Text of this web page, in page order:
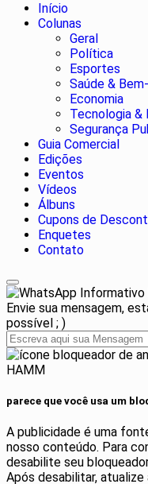
Início
Colunas
Geral
Política
Esportes
Saúde &
Economia
Tecnologia &
Segurança
Guia Comercial
Edições
Eventos
Vídeos
Álbuns
Cupons de
Enquetes
Contato
Informativo
Envie sua mensagem,
possível ; )
HAMM
parece que você usa um
A publicidade é uma
nosso conteúdo. Para
desabilite seu
Após desabilitar, atualize